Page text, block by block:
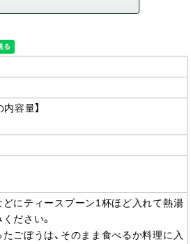
容量】
どにティースプーン1杯ほど入れて熱湯
ださい。
ごぼうは、そのまま食べるか料理に入